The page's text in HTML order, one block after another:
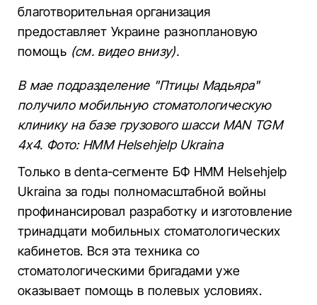
благотворительная организация
предоставляет Украине разноплановую
помощь (см. видео внизу).
В мае подразделение "Птицы Мадьяра"
получило мобильную стоматологическую
клинику на базе грузового шасси MAN TGM
4x4. Фото: HMM Helsehjelp Ukraina
Только в denta-сегменте БФ HMM Helsehjelp
Ukraina за годы полномасштабной войны
профинансировал разработку и изготовление
тринадцати мобильных стоматологических
кабинетов. Вся эта техника со
стоматологическими бригадами уже
оказывает помощь в полевых условиях.